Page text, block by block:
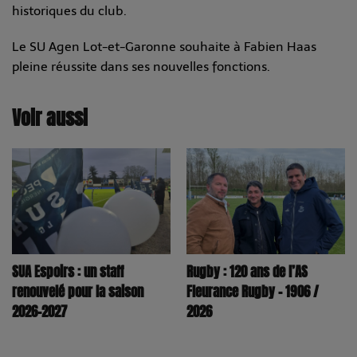
historiques du club.
Le SU Agen Lot-et-Garonne souhaite à Fabien Haas
pleine réussite dans ses nouvelles fonctions.
Voir aussi
SUA Espoirs : un staff
renouvelé pour la saison
2026–2027
Rugby : 120 ans de l’AS
Fleurance Rugby – 1906 /
2026